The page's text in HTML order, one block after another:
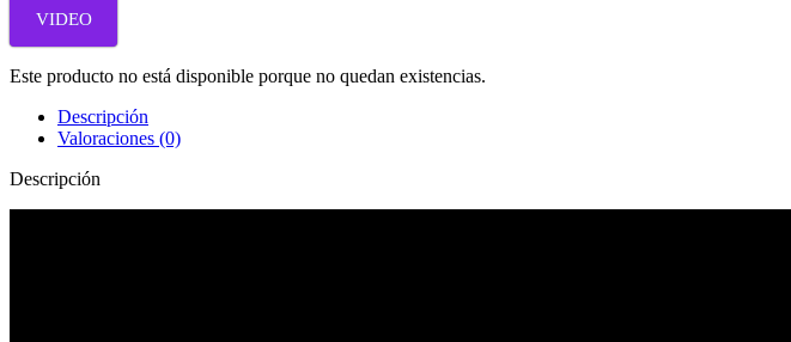
VIDEO
Este producto no está disponible porque no quedan existencias.
Descripción
Valoraciones (0)
Descripción